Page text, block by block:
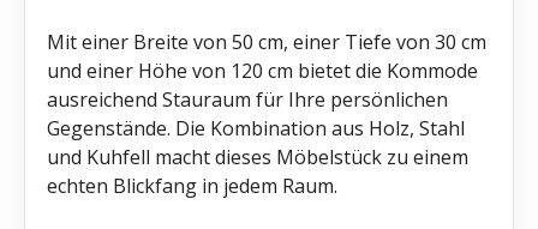
Mit einer Breite von 50 cm, einer Tiefe von 30 cm
und einer Höhe von 120 cm bietet die Kommode
ausreichend Stauraum für Ihre persönlichen
Gegenstände. Die Kombination aus Holz, Stahl
und Kuhfell macht dieses Möbelstück zu einem
echten Blickfang in jedem Raum.